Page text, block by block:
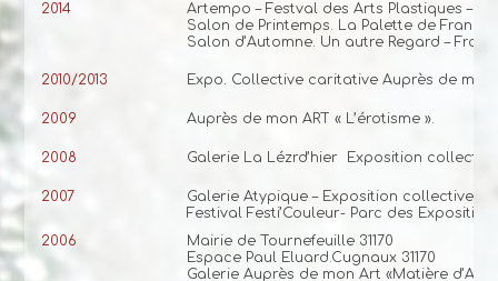
2014
Artempo – Festval des Arts Plastiques –
Salon de Printemps. La Palette de
Salon d’Automne. Un autre Regard –
2010/2013 Expo. Collective caritative Auprès de
2009 Auprès de mon ART « L’érotisme ».
2008 Galerie La Lézrd’hier Exposition
2007
Galerie Atypique – Exposition collective –
Festival Festi’Couleur- Parc des Exposition
2006
Mairie de Tournefeuille 31170
Espace Paul Eluard.Cugnaux 31170
Galerie Auprès de mon Art «Matière d’Art»